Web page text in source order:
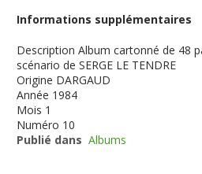
Informations supplémentaires
Description Album cartonné de 48
scénario de SERGE LE TENDRE
Origine DARGAUD
Année 1984
Mois 1
Numéro 10
Publié dans Albums